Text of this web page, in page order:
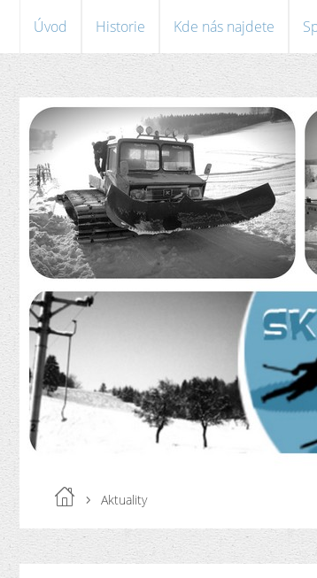
Úvod Historie Kde nás najdete
Aktuality